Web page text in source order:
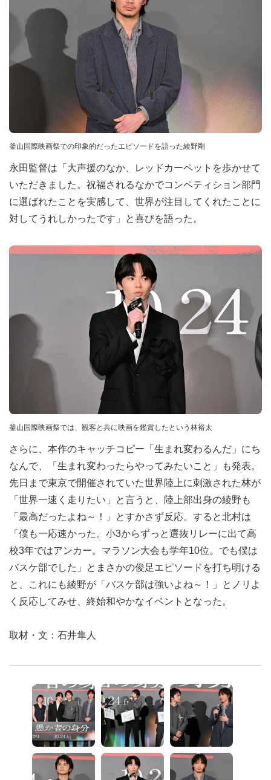
釜山国際映画祭での印象的だったエピソードを語った綾野剛
永田監督は「大声援のなか、レッドカーペットを歩かせて
いただきました。祝福されるなかでコンペティション部門
に選ばれたことを実感して、世界が注目してくれたことに
対してうれしかったです」と喜びを語った。
釜山国際映画祭では、観客と共に映画を鑑賞したという林裕太
さらに、本作のキャッチコピー「生まれ変わるんだ」にち
なんで、「生まれ変わったらやってみたいこと」も発表。
先日まで東京で開催されていた世界陸上に刺激された林が
「世界一速く走りたい」と言うと、陸上部出身の綾野も
「最高だったよね～！」とすかさず反応。すると北村は
「僕も一応速かった。小3からずっと選抜リレーに出て高
校3年ではアンカー。マラソン大会も学年10位。でも僕は
バスケ部でした」とまさかの俊足エピソードを打ち明ける
と、これにも綾野が「バスケ部は強いよね～！」とノリよ
く反応してみせ、終始和やかなイベントとなった。
取材・文：石井隼人